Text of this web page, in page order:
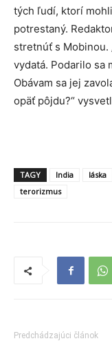
tých ľudí, ktorí
potrestaný.
stretnúť s Mobinou.
vydatá. Podarilo sa
Obávam sa jej
opäť pôjdu?“
TAGY India láska
terorizmus
Predchádzajúci článok